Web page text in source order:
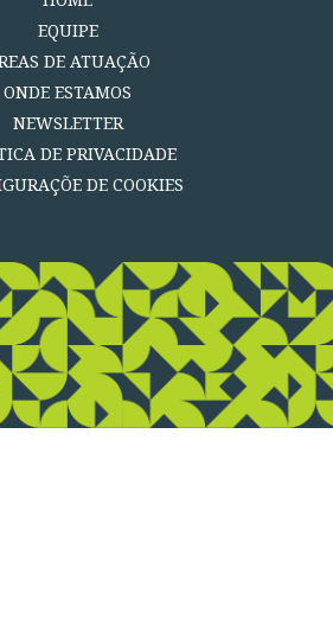
EQUIPE
DE ATUAÇÃO
ONDE ESTAMOS
NEWSLETTER
DE PRIVACIDADE
DE COOKIES